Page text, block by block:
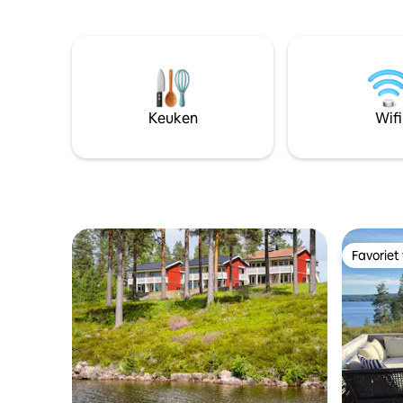
minuten van het centrum van Leksand
en even dicht bij Tällberg. Er zijn mooie
wandelpaden langs het Siljanmeer in de
buurt, zowel in de zomer als in de winter.
het
dat je
binnen
Keuken Wifi